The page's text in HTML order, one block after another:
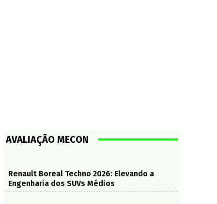
AVALIAÇÃO MECON
Renault Boreal Techno 2026: Elevando a
Engenharia dos SUVs Médios